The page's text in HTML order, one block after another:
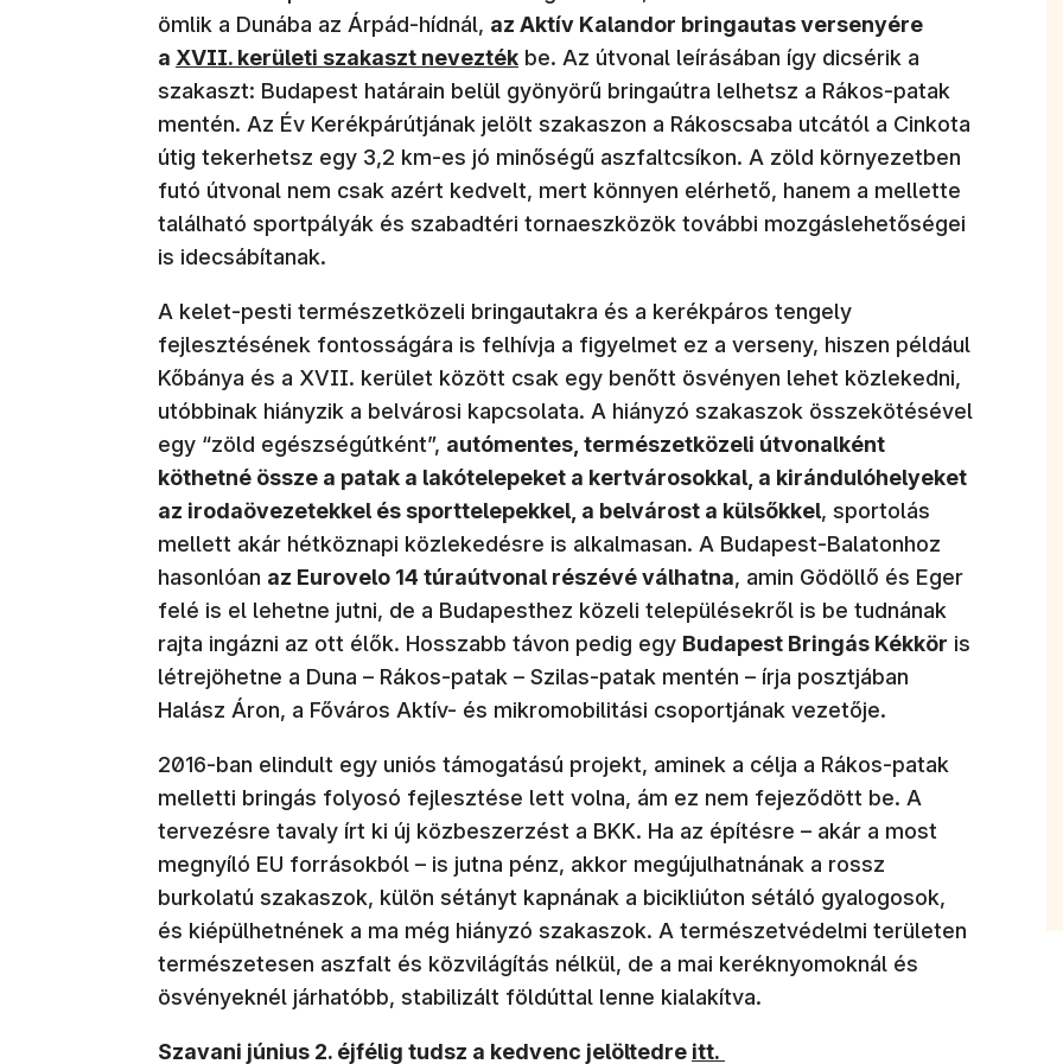
ömlik a Dunába az Árpád-hídnál, az Aktív Kalandor bringautas versenyére
a XVII. kerületi szakaszt nevezték be. Az útvonal leírásában így dicsérik a
szakaszt: Budapest határain belül gyönyörű bringaútra lelhetsz a Rákos-patak
mentén. Az Év Kerékpárútjának jelölt szakaszon a Rákoscsaba utcától a Cinkota
útig tekerhetsz egy 3,2 km-es jó minőségű aszfaltcsíkon. A zöld környezetben
futó útvonal nem csak azért kedvelt, mert könnyen elérhető, hanem a mellette
található sportpályák és szabadtéri tornaeszközök további mozgáslehetőségei
is idecsábítanak.
A kelet-pesti természetközeli bringautakra és a kerékpáros tengely
fejlesztésének fontosságára is felhívja a figyelmet ez a verseny, hiszen például
Kőbánya és a XVII. kerület között csak egy benőtt ösvényen lehet közlekedni,
utóbbinak hiányzik a belvárosi kapcsolata. A hiányzó szakaszok összekötésével
egy “zöld egészségútként”, autómentes, természetközeli útvonalként
köthetné össze a patak a lakótelepeket a kertvárosokkal, a kirándulóhelyeket
az irodaövezetekkel és sporttelepekkel, a belvárost a külsőkkel, sportolás
mellett akár hétköznapi közlekedésre is alkalmasan. A Budapest-Balatonhoz
hasonlóan az Eurovelo 14 túraútvonal részévé válhatna, amin Gödöllő és Eger
felé is el lehetne jutni, de a Budapesthez közeli településekről is be tudnának
rajta ingázni az ott élők. Hosszabb távon pedig egy Budapest Bringás Kékkör is
létrejöhetne a Duna – Rákos-patak – Szilas-patak mentén – írja posztjában
Halász Áron, a Főváros Aktív- és mikromobilitási csoportjának vezetője.
2016-ban elindult egy uniós támogatású projekt, aminek a célja a Rákos-patak
melletti bringás folyosó fejlesztése lett volna, ám ez nem fejeződött be. A
tervezésre tavaly írt ki új közbeszerzést a BKK. Ha az építésre – akár a most
megnyíló EU forrásokból – is jutna pénz, akkor megújulhatnának a rossz
burkolatú szakaszok, külön sétányt kapnának a bicikliúton sétáló gyalogosok,
és kiépülhetnének a ma még hiányzó szakaszok. A természetvédelmi területen
természetesen aszfalt és közvilágítás nélkül, de a mai keréknyomoknál és
ösvényeknél járhatóbb, stabilizált földúttal lenne kialakítva.
Szavani június 2. éjfélig tudsz a kedvenc jelöltedre (új ablakban nyílik meg)
itt.